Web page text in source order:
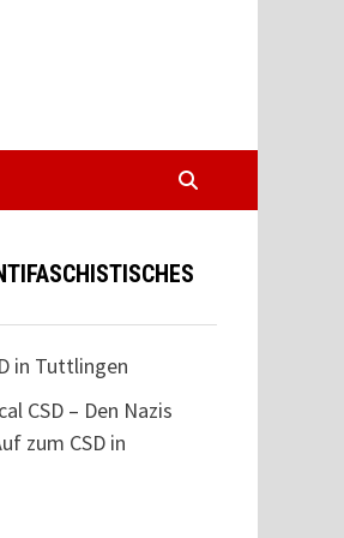
in Tuttlingen
CSD – Den Nazis
zum CSD in